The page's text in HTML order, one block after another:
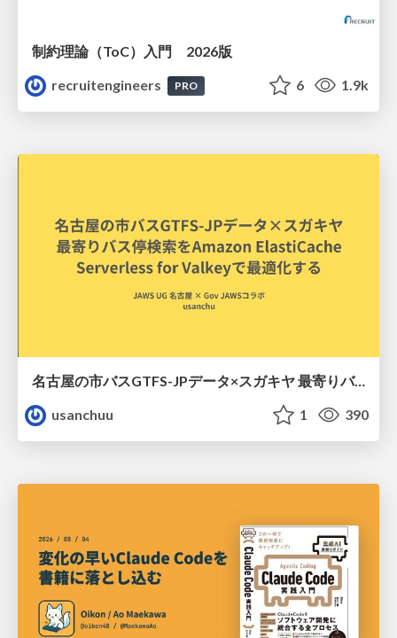
制約理論（ToC）入門 2026版
recruitengineers
PRO 6 1.9k
名古屋の市バスGTFS-JPデータ×スガキヤ 最寄りバス停検索をAmazon ElastiCache Serverless for Valkeyで最適化する
usanchuu
1 390